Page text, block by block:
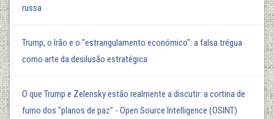
russa
Trump, o Irão e o "estrangulamento económico": a falsa trégua
como arte da desilusão estratégica
O que Trump e Zelensky estão realmente a discutir: a cortina de
fumo dos "planos de paz" - Open Source Intelligence (OSINT)